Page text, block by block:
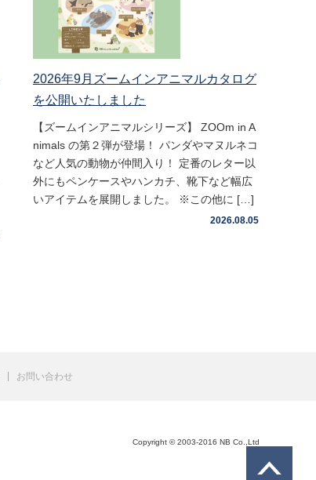
2026年9月ズームインアニマルカタログ
を公開いたしました
【ズームインアニマルシリーズ】 ZOOm in A
nimals の第２弾が登場！ パンダやマヌルネコ
など人気の動物が仲間入り！ 定番のレター以
外にもペンケースやハンカチ、靴下など幅広
いアイテムを展開しました。 ※この他に […]
2026.08.05
お問い合わせ
Copyright © 2003-2016 NB Co.,Ltd